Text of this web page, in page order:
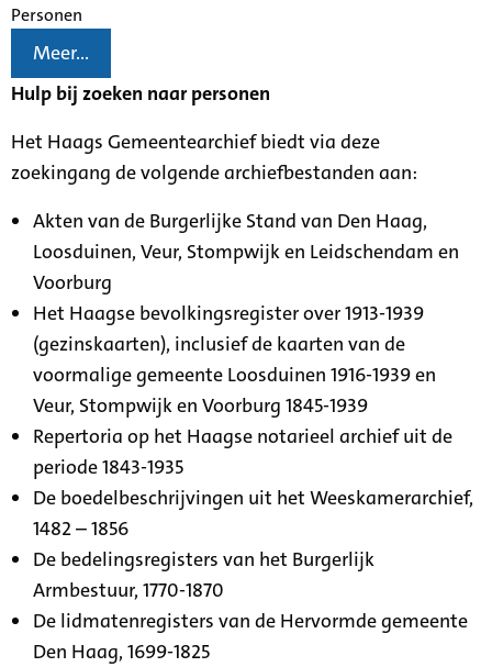
Personen
Meer...
Hulp bij zoeken naar personen
Het Haags Gemeentearchief biedt via deze
zoekingang de volgende archiefbestanden aan:
Akten van de Burgerlijke Stand van Den Haag,
Loosduinen, Veur, Stompwijk en Leidschendam en
Voorburg
Het Haagse bevolkingsregister over 1913-1939
(gezinskaarten), inclusief de kaarten van de
voormalige gemeente Loosduinen 1916-1939 en
Veur, Stompwijk en Voorburg 1845-1939
Repertoria op het Haagse notarieel archief uit de
periode 1843-1935
De boedelbeschrijvingen uit het Weeskamerarchief,
1482 – 1856
De bedelingsregisters van het Burgerlijk
Armbestuur, 1770-1870
De lidmatenregisters van de Hervormde gemeente
Den Haag, 1699-1825